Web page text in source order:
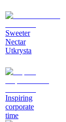
Sweeter
Nectar
Utkrysta
Inspiring
corporate
time